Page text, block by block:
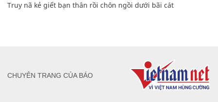
Truy nã kẻ giết bạn thân rồi chôn ngồi dưới bãi cát
CHUYÊN TRANG CỦA BÁO